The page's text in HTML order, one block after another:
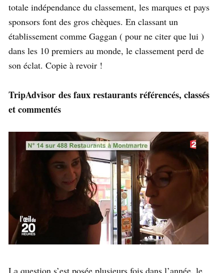
totale indépendance du classement, les marques et pays
sponsors font des gros chèques. En classant un
établissement comme Gaggan ( pour ne citer que lui )
dans les 10 premiers au monde, le classement perd de
son éclat. Copie à revoir !
TripAdvisor des faux restaurants référencés, classés
et commentés
La question s’est posée plusieurs fois dans l’année, le